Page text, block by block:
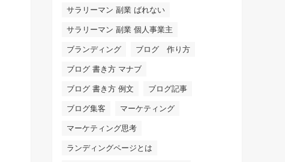
サラリーマン 副業 ばれない
サラリーマン 副業 個人事業主
ブランディング ブログ 作り方
ブログ 書き方 マナブ
ブログ 書き方 例文 ブログ記事
ブログ集客 マーケティング
マーケティング思考
ランディングページとは